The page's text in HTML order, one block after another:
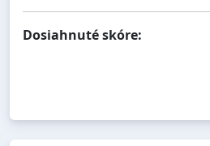
Dosiahnuté skóre: